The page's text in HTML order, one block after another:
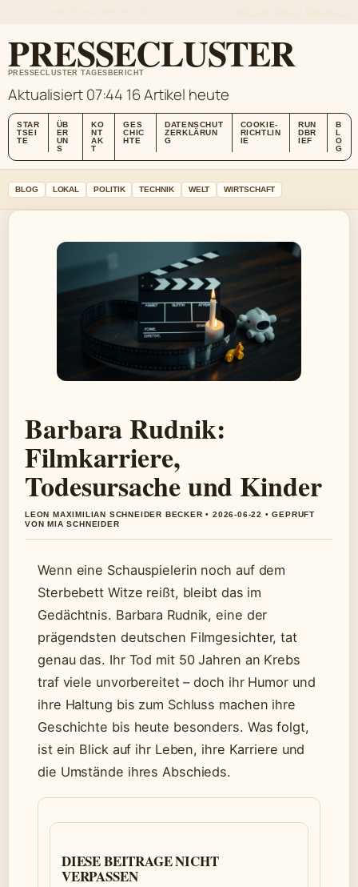
PRESSECLUSTER
PRESSECLUSTER TAGESBERICHT
Aktualisiert 07:44 16 Artikel heute
STAR
TSEI
TE
ÜB
ER
UN
S
KO
NT
AK
T
GES
CHIC
HTE
DATENSCHUT
ZERKLÄRUN
G
COOKIE-
RICHTLIN
IE
RUN
DBR
IEF
B
L
O
G
BLOG LOKAL POLITIK TECHNIK WELT WIRTSCHAFT
Barbara Rudnik:
Filmkarriere,
Todesursache und Kinder
LEON MAXIMILIAN SCHNEIDER BECKER • 2026-06-22 • GEPRUFT
VON MIA SCHNEIDER
Wenn eine Schauspielerin noch auf dem
Sterbebett Witze reißt, bleibt das im
Gedächtnis. Barbara Rudnik, eine der
prägendsten deutschen Filmgesichter, tat
genau das. Ihr Tod mit 50 Jahren an Krebs
traf viele unvorbereitet – doch ihr Humor und
ihre Haltung bis zum Schluss machen ihre
Geschichte bis heute besonders. Was folgt,
ist ein Blick auf ihr Leben, ihre Karriere und
die Umstände ihres Abschieds.
DIESE BEITRAGE NICHT
VERPASSEN